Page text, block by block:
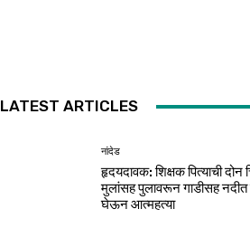
LATEST ARTICLES
नांदेड
हृदयदावक: शिक्षक पित्याची दोन
मुलांसह पुलावरून गाडीसह नदीत
घेऊन आत्महत्या